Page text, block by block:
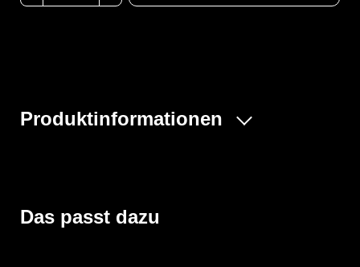
Produktinformationen
- Zwei Bänder zum Binden auf dem Rücken
- Länge: ca. 108 cm
Das passt dazu